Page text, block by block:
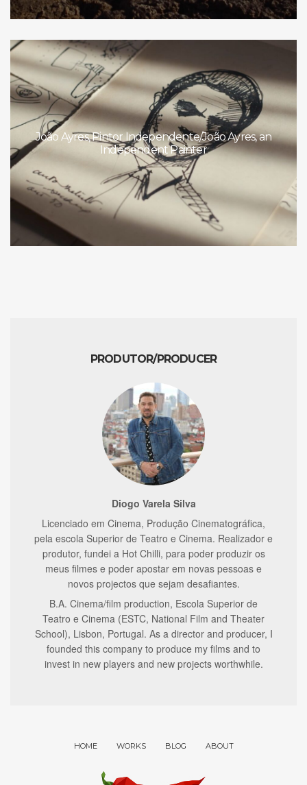
João Ayres, Pintor Independente/João Ayres, an
Independent Painter
PRODUTOR/PRODUCER
Diogo Varela Silva
Licenciado em Cinema, Produção Cinematográfica,
pela escola Superior de Teatro e Cinema. Realizador e
produtor, fundei a Hot Chilli, para poder produzir os
meus filmes e poder apostar em novas pessoas e
novos projectos que sejam desafiantes.
B.A. Cinema/film production, Escola Superior de
Teatro e Cinema (ESTC, National Film and Theater
School), Lisbon, Portugal. As a director and producer, I
founded this company to produce my films and to
invest in new players and new projects worthwhile.
HOME WORKS BLOG ABOUT